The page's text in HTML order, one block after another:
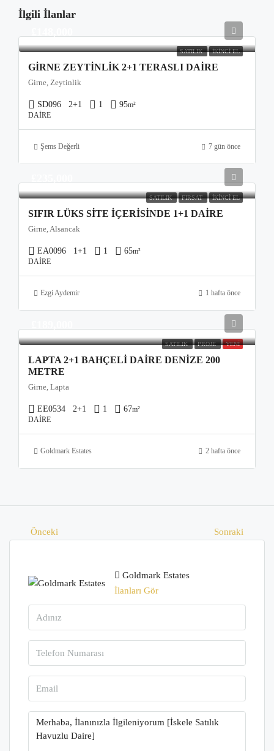
İlgili İlanlar
SATILIK İKINCI EL
GIRNE ZEYTINLIK 2+1 TERASLI DAIRE
Girne, Zeytinlik
SD096 2+1 1 95m²
DAIRE
Şems Değerli 7 gün önce
SATILIK FIRSAT İKINCI EL
SIFIR LÜKS SITE İÇERISINDE 1+1 DAIRE
Girne, Alsancak
EA0096 1+1 1 65m²
DAIRE
Ezgi Aydemir 1 hafta önce
SATILIK PROJE YENI
LAPTA 2+1 BAHÇELI DAIRE DENIZE 200
METRE
Girne, Lapta
EE0534 2+1 1 67m²
DAIRE
Goldmark Estates 2 hafta önce
Önceki Sonraki
Goldmark Estates
İlanları Gör